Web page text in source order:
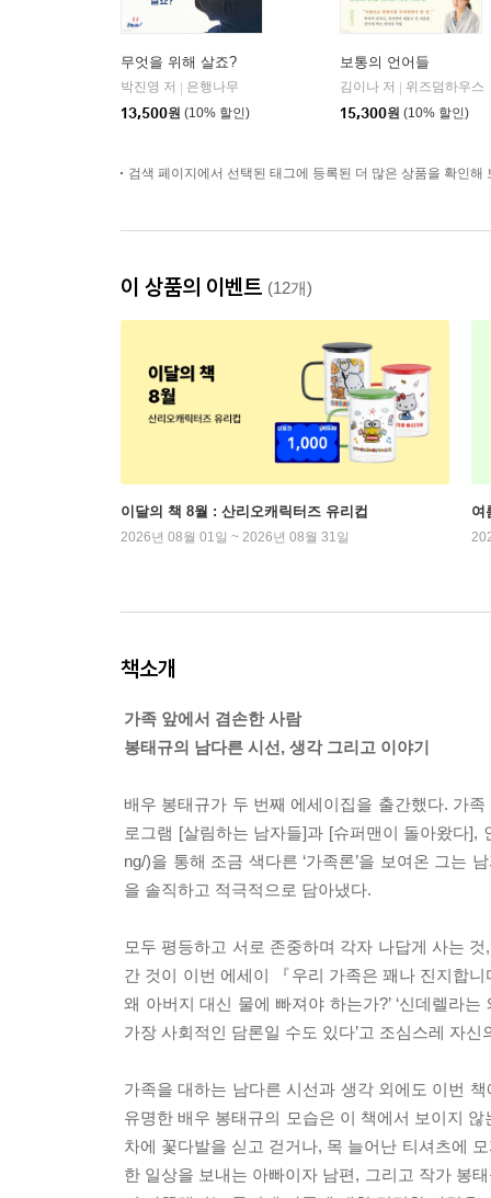
무엇을 위해 살죠?
박진영 저
은행나무
13,500원 (10% 할인)
보통의 언어들
김이나 저
위즈덤하우스
15,300원 (10% 할인)
검색 페이지에서 선택된 태그에 등록된 더 많은 상품을 확인해
이 상품의 이벤트 (12개)
이달의 책 8월 : 산리오캐릭터즈 유리컵
2026년 08월 01일 ~ 2026년 08월 31일
여
책소개
가족 앞에서 겸손한 사람
봉태규의 남다른 시선, 생각 그리고 이야기
배우 봉태규가 두 번째 에세이집을 출간했다. 가
로그램 [살림하는 남자들]과 [슈퍼맨이 돌아왔다],
ng/)을 통해 조금 색다른 ‘가족론’을 보여온 그는
을 솔직하고 적극적으로 담아냈다.
모두 평등하고 서로 존중하며 각자 나답게 사는
간 것이 이번 에세이 『우리 가족은 꽤나 진지합니
왜 아버지 대신 물에 빠져야 하는가?’ ‘신데렐라
가장 사회적인 담론일 수도 있다’고 조심스레 자신
가족을 대하는 남다른 시선과 생각 외에도 이번
유명한 배우 봉태규의 모습은 이 책에서 보이지
차에 꽃다발을 싣고 걷거나, 목 늘어난 티셔츠에
한 일상을 보내는 아빠이자 남편, 그리고 작가 봉